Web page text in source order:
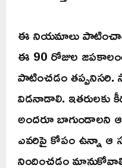
ఈ నియమాలు
ఈ 90 రోజుల
పాటించడం
విడనాడాలి. ఇతరులకు
అందరూ బాగుండాలని
ఎవరిపై కోపం ఉన్నా
నిందించడం